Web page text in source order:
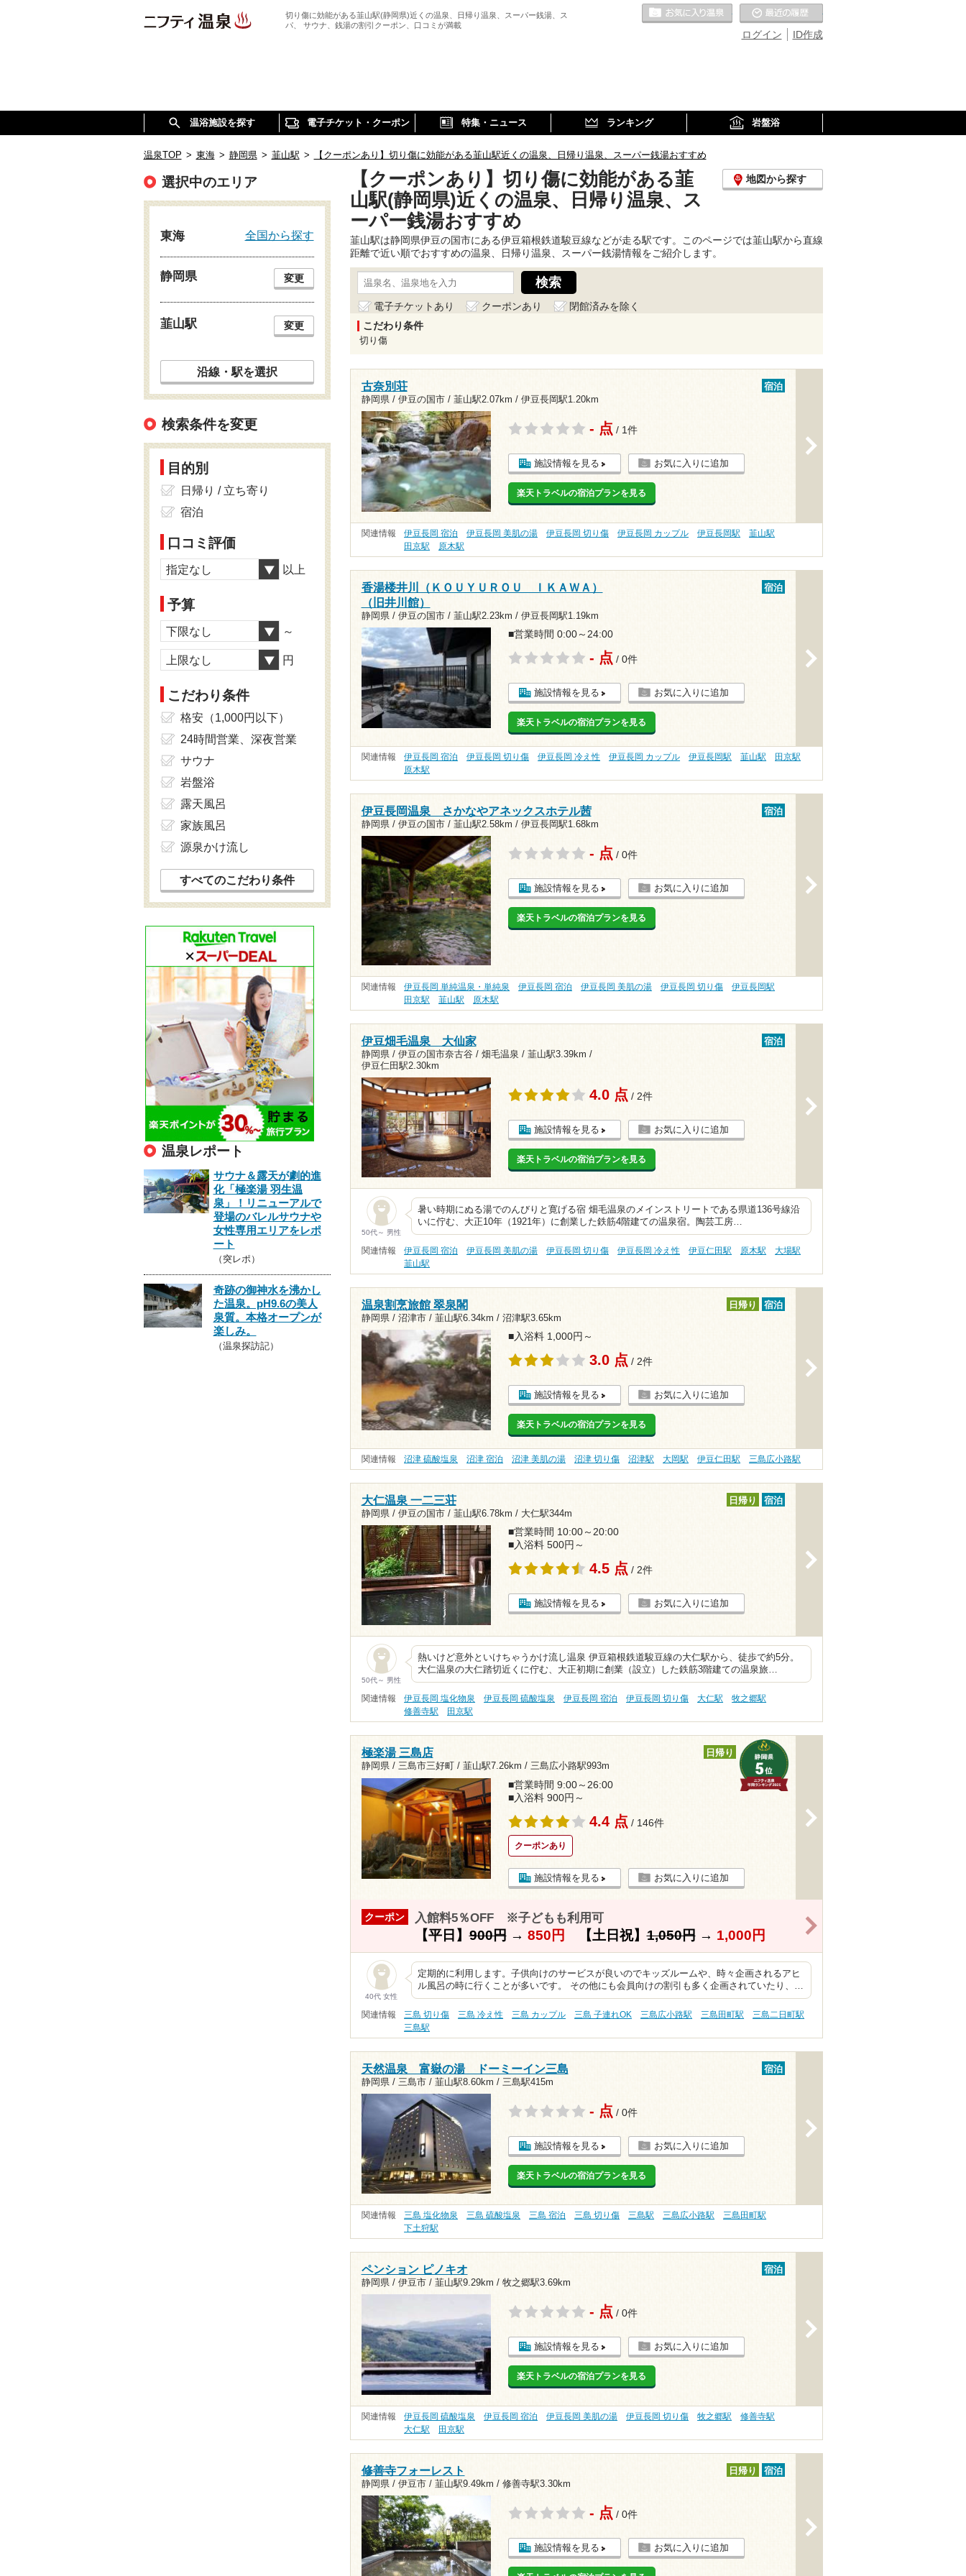
切り傷に効能がある韮山駅(静岡県)近くの温泉、日帰り温泉、スーパー銭湯、ス
パ、 サウナ、銭湯の割引クーポン、口コミが満載
ID作成
ログイン
お気に入りの温泉
温浴施設を探す 電子チケット・クーポン 特集・ニュース ランキング 岩盤浴
温泉TOP > 東海 > 静岡県 > 韮山駅 > 【クーポンあり】切り傷に効能がある韮山駅近くの温泉、日帰り温泉、スーパー銭湯おすすめ
【クーポンあり】切り傷に効能がある韮
山駅(静岡県)近くの温泉、日帰り温泉、ス
ーパー銭湯おすすめ
地図から探す
韮山駅は静岡県伊豆の国市にある伊豆箱根鉄道駿豆線などが走る駅です。このページでは韮山駅から直線
距離で近い順でおすすめの温泉、日帰り温泉、スーパー銭湯情報をご紹介します。
電子チケットあり クーポンあり
閉館済みを除く
こだわり条件
切り傷
古奈別荘
静岡県 / 伊豆の国市 / 韮山駅2.07km / 伊豆長岡駅1.20km
宿泊
- 点 / 1件
施設情報を見る お気に入りに追加
楽天トラベルの宿泊プランを見る
関連情報 伊豆長岡 宿泊 伊豆長岡 美肌の湯 伊豆長岡 切り傷 伊豆長岡 カップル 伊豆長岡駅
韮山駅
田京駅
原木駅
香湯楼井川（ＫＯＵＹＵＲＯＵ ＩＫＡＷＡ）
（旧井川館）
静岡県 / 伊豆の国市 / 韮山駅2.23km / 伊豆長岡駅1.19km
宿泊
■営業時間 0:00～24:00
- 点 / 0件
施設情報を見る お気に入りに追加
楽天トラベルの宿泊プランを見る
関連情報 伊豆長岡 宿泊 伊豆長岡 切り傷 伊豆長岡 冷え性 伊豆長岡 カップル 伊豆長岡駅 韮山駅
田京駅
原木駅
伊豆長岡温泉 さかなやアネックスホテル茜
静岡県 / 伊豆の国市 / 韮山駅2.58km / 伊豆長岡駅1.68km
宿泊
- 点 / 0件
施設情報を見る お気に入りに追加
楽天トラベルの宿泊プランを見る
関連情報 伊豆長岡 単純温泉・単純泉 伊豆長岡 宿泊 伊豆長岡 美肌の湯 伊豆長岡 切り傷
伊豆長岡駅
田京駅
韮山駅 原木駅
伊豆畑毛温泉 大仙家
静岡県 / 伊豆の国市奈古谷 / 畑毛温泉 / 韮山駅3.39km /
伊豆仁田駅2.30km
宿泊
4.0 点 / 2件
施設情報を見る お気に入りに追加
楽天トラベルの宿泊プランを見る
50代～ 男性
暑い時期にぬる湯でのんびりと寛げる宿 畑毛温泉のメインストリートである県道136号線沿
いに佇む、大正10年（1921年）に創業した鉄筋4階建ての温泉宿。陶芸工房…
関連情報 伊豆長岡 宿泊 伊豆長岡 美肌の湯 伊豆長岡 切り傷 伊豆長岡 冷え性 伊豆仁田駅 原木駅
大場駅
韮山駅
温泉割烹旅館 翠泉閣
静岡県 / 沼津市 / 韮山駅6.34km / 沼津駅3.65km
日帰り 宿泊
■入浴料 1,000円～
3.0 点 / 2件
施設情報を見る お気に入りに追加
楽天トラベルの宿泊プランを見る
関連情報 沼津 硫酸塩泉 沼津 宿泊 沼津 美肌の湯 沼津 切り傷 沼津駅 大岡駅 伊豆仁田駅 三島広小路駅
大仁温泉 一二三荘
静岡県 / 伊豆の国市 / 韮山駅6.78km / 大仁駅344m
日帰り 宿泊
■営業時間 10:00～20:00
■入浴料 500円～
4.5 点 / 2件
施設情報を見る お気に入りに追加
50代～ 男性
熱いけど意外といけちゃうかけ流し温泉 伊豆箱根鉄道駿豆線の大仁駅から、徒歩で約5分。
大仁温泉の大仁踏切近くに佇む、大正初期に創業（設立）した鉄筋3階建ての温泉旅…
関連情報 伊豆長岡 塩化物泉 伊豆長岡 硫酸塩泉 伊豆長岡 宿泊 伊豆長岡 切り傷 大仁駅
牧之郷駅
修善寺駅
田京駅
極楽湯 三島店
静岡県 / 三島市三好町 / 韮山駅7.26km / 三島広小路駅993m
日帰り
■営業時間 9:00～26:00
■入浴料 900円～
4.4 点 / 146件
クーポンあり
施設情報を見る お気に入りに追加
クーポン 入館料5％OFF ※子どもも利用可
【平日】900円→ 850円 【土日祝】1,050円→ 1,000円
>
40代 女性
定期的に利用します。子供向けのサービスが良いのでキッズルームや、時々企画されるアヒ
ル風呂の時に行くことが多いです。 その他にも会員向けの割引も多く企画されていたり、…
関連情報 三島 切り傷 三島 冷え性 三島 カップル 三島 子連れOK 三島広小路駅 三島田町駅
三島二日町駅
三島駅
天然温泉 富嶽の湯 ドーミーイン三島
静岡県 / 三島市 / 韮山駅8.60km / 三島駅415m
宿泊
- 点 / 0件
施設情報を見る お気に入りに追加
楽天トラベルの宿泊プランを見る
関連情報 三島 塩化物泉 三島 硫酸塩泉 三島 宿泊 三島 切り傷 三島駅 三島広小路駅
三島田町駅
下土狩駅
ペンション ピノキオ
静岡県 / 伊豆市 / 韮山駅9.29km / 牧之郷駅3.69km
宿泊
- 点 / 0件
施設情報を見る お気に入りに追加
楽天トラベルの宿泊プランを見る
関連情報 伊豆長岡 硫酸塩泉 伊豆長岡 宿泊 伊豆長岡 美肌の湯 伊豆長岡 切り傷 牧之郷駅
修善寺駅
大仁駅
田京駅
修善寺フォーレスト
静岡県 / 伊豆市 / 韮山駅9.49km / 修善寺駅3.30km
日帰り 宿泊
- 点 / 0件
施設情報を見る お気に入りに追加
選択中のエリア
東海 全国から探す
静岡県 変更
韮山駅 変更
沿線・駅を選択
検索条件を変更
目的別
日帰り / 立ち寄り
宿泊
口コミ評価
指定なし 以上
予算
下限なし ～
上限なし 円
こだわり条件
格安（1,000円以下）
24時間営業、深夜営業
サウナ
岩盤浴
露天風呂
家族風呂
源泉かけ流し
すべてのこだわり条件
温泉レポート
サウナ＆露天が劇的進
化「極楽湯 羽生温
泉」！リニューアルで
登場のバレルサウナや
女性専用エリアをレポ
ート
（突レポ）
奇跡の御神水を沸かし
た温泉。pH9.6の美人
泉質。本格オープンが
楽しみ。
（温泉探訪記）